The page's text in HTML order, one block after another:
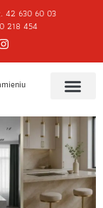
42 630 60 03
218 454